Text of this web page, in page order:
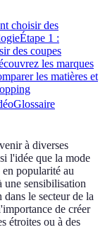
choisir des
Étape 1 :
des coupes
les marques
les matières et
Glossaire
à diverses
l'idée que la mode
en popularité au
une sensibilisation
le secteur de la
de créer
étroites ou à des